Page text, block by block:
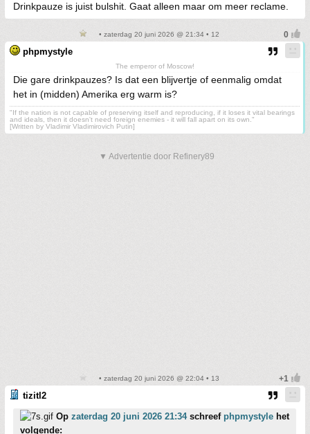
Drinkpauze is juist bulshit. Gaat alleen maar om meer reclame.
• zaterdag 20 juni 2026 @ 21:34 • 12
phpmystyle
The emperor of Moscow!
Die gare drinkpauzes? Is dat een blijvertje of eenmalig omdat
het in (midden) Amerika erg warm is?
"If the nation is not capable of preserving itself and reproducing, if it loses it vital bearings
and ideals, then it doesn't need foreign enemies - it will fall apart on its own."
[Written by Vladimir Vladimirovich Putin]
▼ Advertentie door Refinery89
• zaterdag 20 juni 2026 @ 22:04 • 13
tizitl2
Op zaterdag 20 juni 2026 21:34schreef phpmystyle het
volgende: